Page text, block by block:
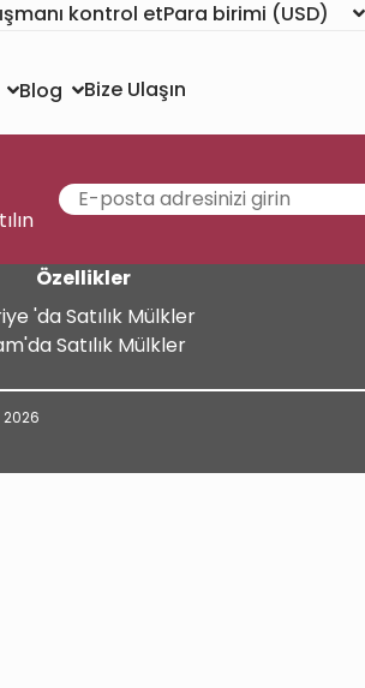
kontrol etPara birimi (USD)
Blog Bize Ulaşın
Özellikler
'da Satılık Mülkler
Satılık Mülkler